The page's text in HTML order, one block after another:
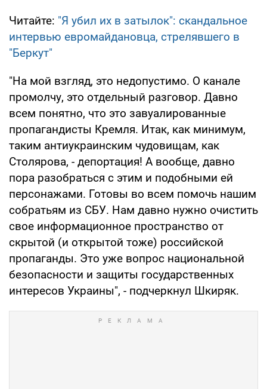
Читайте: "Я убил их в затылок": скандальное
интервью евромайдановца, стрелявшего в
"Беркут"
"На мой взгляд, это недопустимо. О канале
промолчу, это отдельный разговор. Давно
всем понятно, что это завуалированные
пропагандисты Кремля. Итак, как минимум,
таким антиукраинским чудовищам, как
Столярова, - депортация! А вообще, давно
пора разобраться с этим и подобными ей
персонажами. Готовы во всем помочь нашим
собратьям из СБУ. Нам давно нужно очистить
свое информационное пространство от
скрытой (и открытой тоже) российской
пропаганды. Это уже вопрос национальной
безопасности и защиты государственных
интересов Украины", - подчеркнул Шкиряк.